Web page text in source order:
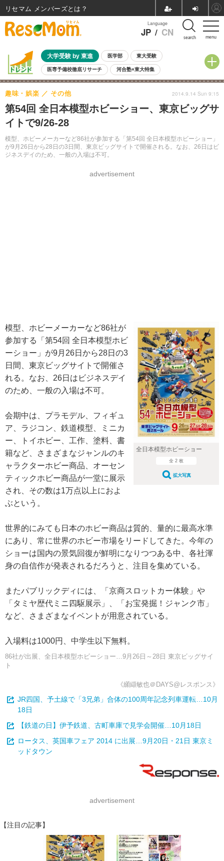
menu
Language
JP / CN search
大学受験 by 東進 医学部 東大受験
医専予備校徹底リサーチ 河合塾×東大特集
親子で考える大学選び 高校受験 中学受験 小学校受験
共通テスト 夏休み
8月開催イベント・WS 全国公立高校 過去問 人気記事
自由研究教材（小学生向け）
第54回 全日本模型ホビーショー、東京ビッグサ
イトで9/26-28
模型、ホビーメーカーなど86社が参加する「第54回 全日本模型ホビーショー」
が9月26日から28日の3日間、東京ビッグサイトで開催される。なお、26日はビ
ジネスデイのため、一般の入場は不可。
趣味・娯楽 その他
advertisement
2014.9.14 Sun 9:15
全日本模型ホビーショー
全 2 枚
拡大写真
模型、ホビーメーカーなど86社が
参加する「第54回 全日本模型ホビ
ーショー」が9月26日から28日の3
日間、東京ビッグサイトで開催さ
れる。なお、26日はビジネスデイ
のため、一般の入場は不可。
会期中は、プラモデル、フィギュ
ア、ラジコン、鉄道模型、ミニカ
ー、トイホビー、工作、塗料、書
籍など、さまざまなジャンルのキ
ャラクターホビー商品、オーセン
ティックホビー商品が一堂に展示
され、その数は1万点以上におよ
ぶという。
世界的にみても日本のホビー商品は質的、量的に最高水準
にあり、常に世界のホビー市場をリードしてきた。今年の
ショーは国内の景気回復が鮮明になりつつある中、各社渾
身の自信作が発表されるだろうと、注目を集めている。
またパブリックディには、「京商スロットカー体験」や
「タミヤ歴代ミニ四駆展示」、「お宝発掘！ジャンク市」
など、さまざまなイベントが用意されている。
入場料は1000円、中学生以下無料。
86社が出展、全日本模型ホビーショー…9月26日～28日 東京ビッグサイ
ト
《纐纈敏也＠DAYS@レスポンス》
JR四国、予土線で「3兄弟」合体の100周年記念列車運転…10月
18日
【鉄道の日】伊予鉄道、古町車庫で見学会開催…10月18日
ロータス、英国車フェア 2014 に出展…9月20日・21日 東京ミ
ッドタウン
advertisement
【注目の記事】
リセマム メンバーズ